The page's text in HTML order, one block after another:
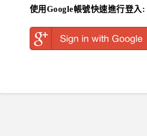
使用Google帳號快速進行登入: